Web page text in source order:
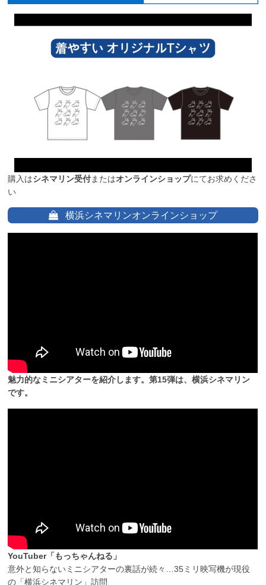
購入はシネマリン受付またはオンラインショップにてお求めくださ
い
横浜シネマリンオンラインショップ
魅力的なミニシアターを紹介します。第15弾は、横浜シネマリン
です。
YouTuber「もっちゃんねる」
意外と知らないミニシアターの裏話が続々…35ミリ映写機が現役
の「横浜シネマリン」訪問